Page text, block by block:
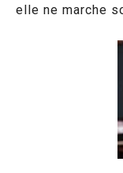
elle ne marche